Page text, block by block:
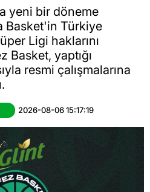
yeni bir döneme
Basket'in Türkiye
Ligi haklarını
Basket, yaptığı
resmi çalışmalarına
2026-08-06 15:17:19